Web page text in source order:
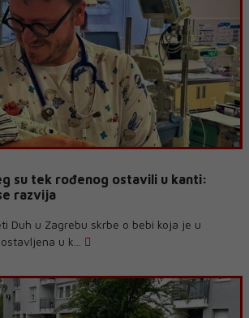
su tek rođenog ostavili u kanti:
razvija
Duh u Zagrebu skrbe o bebi koja je u
u k...